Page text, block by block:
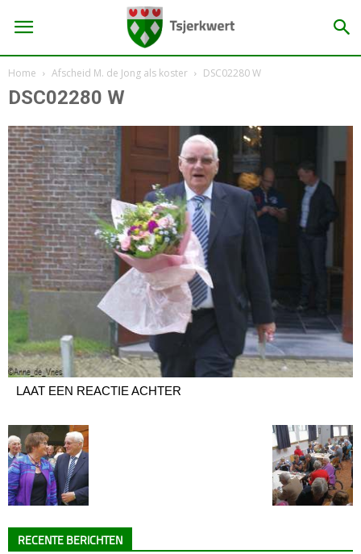
Home Afscheid M. de Jong als koster DSC02280 W
DSC02280 W
LAAT EEN REACTIE ACHTER
RECENTE BERICHTEN